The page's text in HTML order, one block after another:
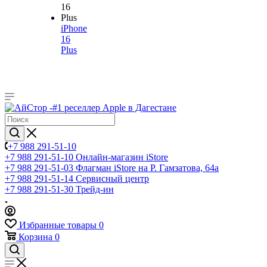
iPhone
16
Plus
+7 988 291-51-10
+7 988 291-51-10 Онлайн-магазин iStore
+7 988 291-51-03 Флагман iStore на Р. Гамзатова, 64а
+7 988 291-51-14 Сервисный центр
+7 988 291-51-30 Трейд-ин
Избранные товары 0
Корзина 0